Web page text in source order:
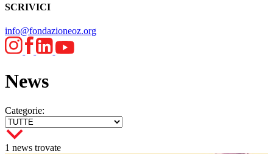
SCRIVICI
info@fondazioneoz.org
News
Categorie:
1 news trovate